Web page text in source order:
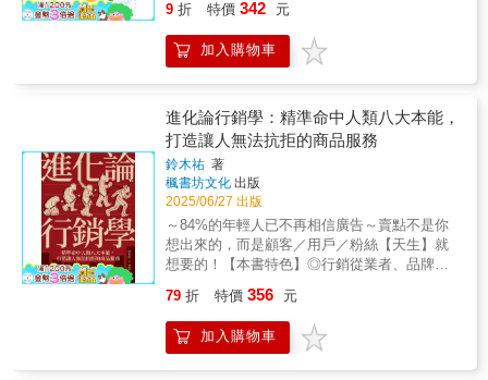
Choose）作者「史都．麥克拉倫是一個特別的
人。他對於打造會員制事業的知識深度無人能
及。更難能可貴的是，他對幫助他人成功的投
（Dean Graziosi），多部《紐約時報》暢銷書
作者、Mastermind.com共同創辦人「建立自己
的線上社群，對我來說在各個層面上都是一段
極具回報的旅程。如果你也想這麼做，麥克拉
倫是這個領域的元老，也是最前線的開拓者，
這本書正是你所尋找的那一本。」——麥可．
邦蓋．史坦尼爾（Michael Bungay Stanier），
《教練習慣》（The Coaching Habit）作者「如
果你想打造一個成功的會員計畫，那就好好讀
這本書吧！書中會教你建立一個蓬勃發展的會
切。」——凱莉．格林（Carrie Green），《她
決心創業》（She Means Business）作者、
「女性創業協會」創辦人「這不只是一本改變
結的體驗。▎因應數位與多元市場的挑戰面對
數位科技、新媒體與全球市場變化，本書提供
中小企業、B端企業及出海品牌具體行銷對策，
同規模與背景的企業都能找到適合自身的行銷
方法與突破點。◎一本人人都該讀的行銷思維
之書本書不只寫給行銷人，更是一本企業經營
者、產品經理、創業者與職場工作者都能從中
受益的書。它不只是一本行銷工具書，更是一
部商業哲學著作，幫助讀者理解市場、理解人
性，並在數位轉型的浪潮中找到前行的方向。
本書特色：本書系統化重構了市場行銷的核心
理念，強調「以客戶為中心」的哲學觀與數位
時代的創新需求，從文化、策略、戰術三大層
構。書中融合實務案例與理論架構，具備高度
實用性與前瞻性，兼顧企業經營與個人成長，
是一本橫跨知識性、啟發性與操作性的行銷寶
9 折 特價 342 元
加入購物車
進化論行銷學：精準命中人類八大本能，
打造讓人無法抗拒的商品服務
鈴木祐 著
楓書坊文化 出版
2025/06/27 出版
～84%的年輕人已不再相信廣告～賣點不是你
想出來的，而是顧客／用戶／粉絲【天生】就
想要的！【本書特色】◎行銷從業者、品牌經
研究，掌握人類本能下的核心慾望！◎以5大任
務＋62種技法，教你如何設計出讓人無法抗拒
的用戶體驗！你是不是也曾遇過這樣的困境──
79 折 特價 356 元
加入購物車